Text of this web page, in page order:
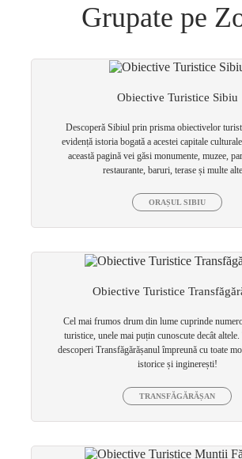
Grupate pe
Obiective Turistice Sibiu
Descoperă Sibiul prin prisma obiectivelor
evidență istoria bogată a acestei capitale
această pagină vei găsi monumente, muzee,
restaurante, baruri, terase și multe
ORAȘUL SIBIU
Obiective Turistice
Cel mai frumos drum din lume cuprinde
turistice, unele mai puțin cunoscute decât
descoperi Transfăgărășanul împreună cu toate
istorice și inginerești!
TRANSFĂGĂRĂȘAN